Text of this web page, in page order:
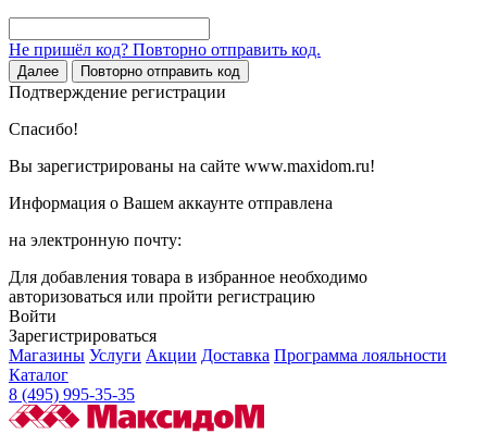
Не пришёл код? Повторно отправить код.
Далее Повторно отправить код
Подтверждение регистрации
Спасибо!
Вы зарегистрированы на сайте www.maxidom.ru!
Информация о Вашем аккаунте отправлена
на электронную почту:
Для добавления товара в избранное необходимо
авторизоваться или пройти регистрацию
Войти
Зарегистрироваться
Магазины Услуги Акции Доставка Программа лояльности
Каталог
8 (495) 995-35-35